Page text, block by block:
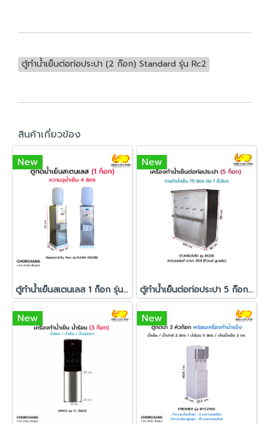
ตู้ทำน้ำเย็นต่อท่อประปา (2 ก๊อก) Standard รุ่น Rc2
สินค้าเกี่ยวข้อง
New
ตู้ทำน้ำเย็นสเตนเลส 1 ก็อก รุ่น NANA-186286
New
ตู้ทำน้ำเย็นต่อท่อประปา 5 ก๊อก Standard รุ่น RC05
New New